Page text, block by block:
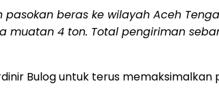
beras ke wilayah Aceh
4 ton. Total pengiriman
Bulog untuk terus